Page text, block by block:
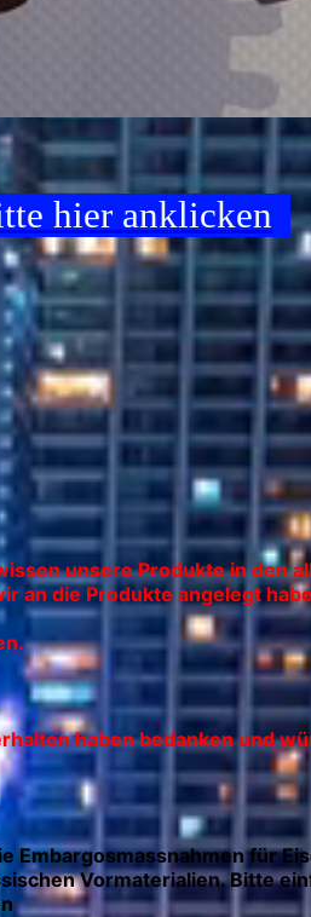
hier anklicken
unsere Produkte in den
an die Produkte angelegt
haben bedanken und
Embargosmassnahmen für
Vormaterialien. Bitte